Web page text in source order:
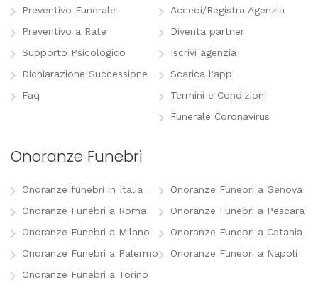
Preventivo Funerale
Preventivo a Rate
Supporto Psicologico
Dichiarazione Successione
Faq
Accedi/Registra Agenzia
Diventa partner
Iscrivi agenzia
Scarica l'app
Termini e Condizioni
Funerale Coronavirus
Onoranze Funebri
Onoranze funebri in Italia
Onoranze Funebri a Roma
Onoranze Funebri a Milano
Onoranze Funebri a Palermo
Onoranze Funebri a Torino
Onoranze Funebri a Genova
Onoranze Funebri a Pescara
Onoranze Funebri a Catania
Onoranze Funebri a Napoli